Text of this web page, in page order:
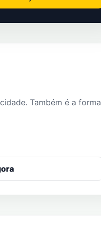
Também é a forma